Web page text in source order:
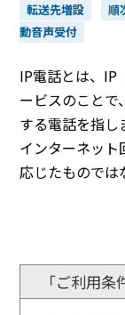
転送先増設 順
動音声受付
IP電話とは、
ービスのことで
する電話を指し
インターネッ
応じたものでは
「ご利用